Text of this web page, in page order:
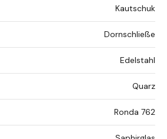
Kautschuk
Dornschließe
Edelstahl
Quarz
Ronda 762